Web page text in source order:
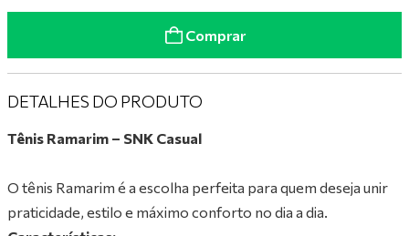
Comprar
DETALHES DO PRODUTO
Tênis Ramarim – SNK Casual
O tênis Ramarim é a escolha perfeita para quem deseja unir
praticidade, estilo e máximo conforto no dia a dia.